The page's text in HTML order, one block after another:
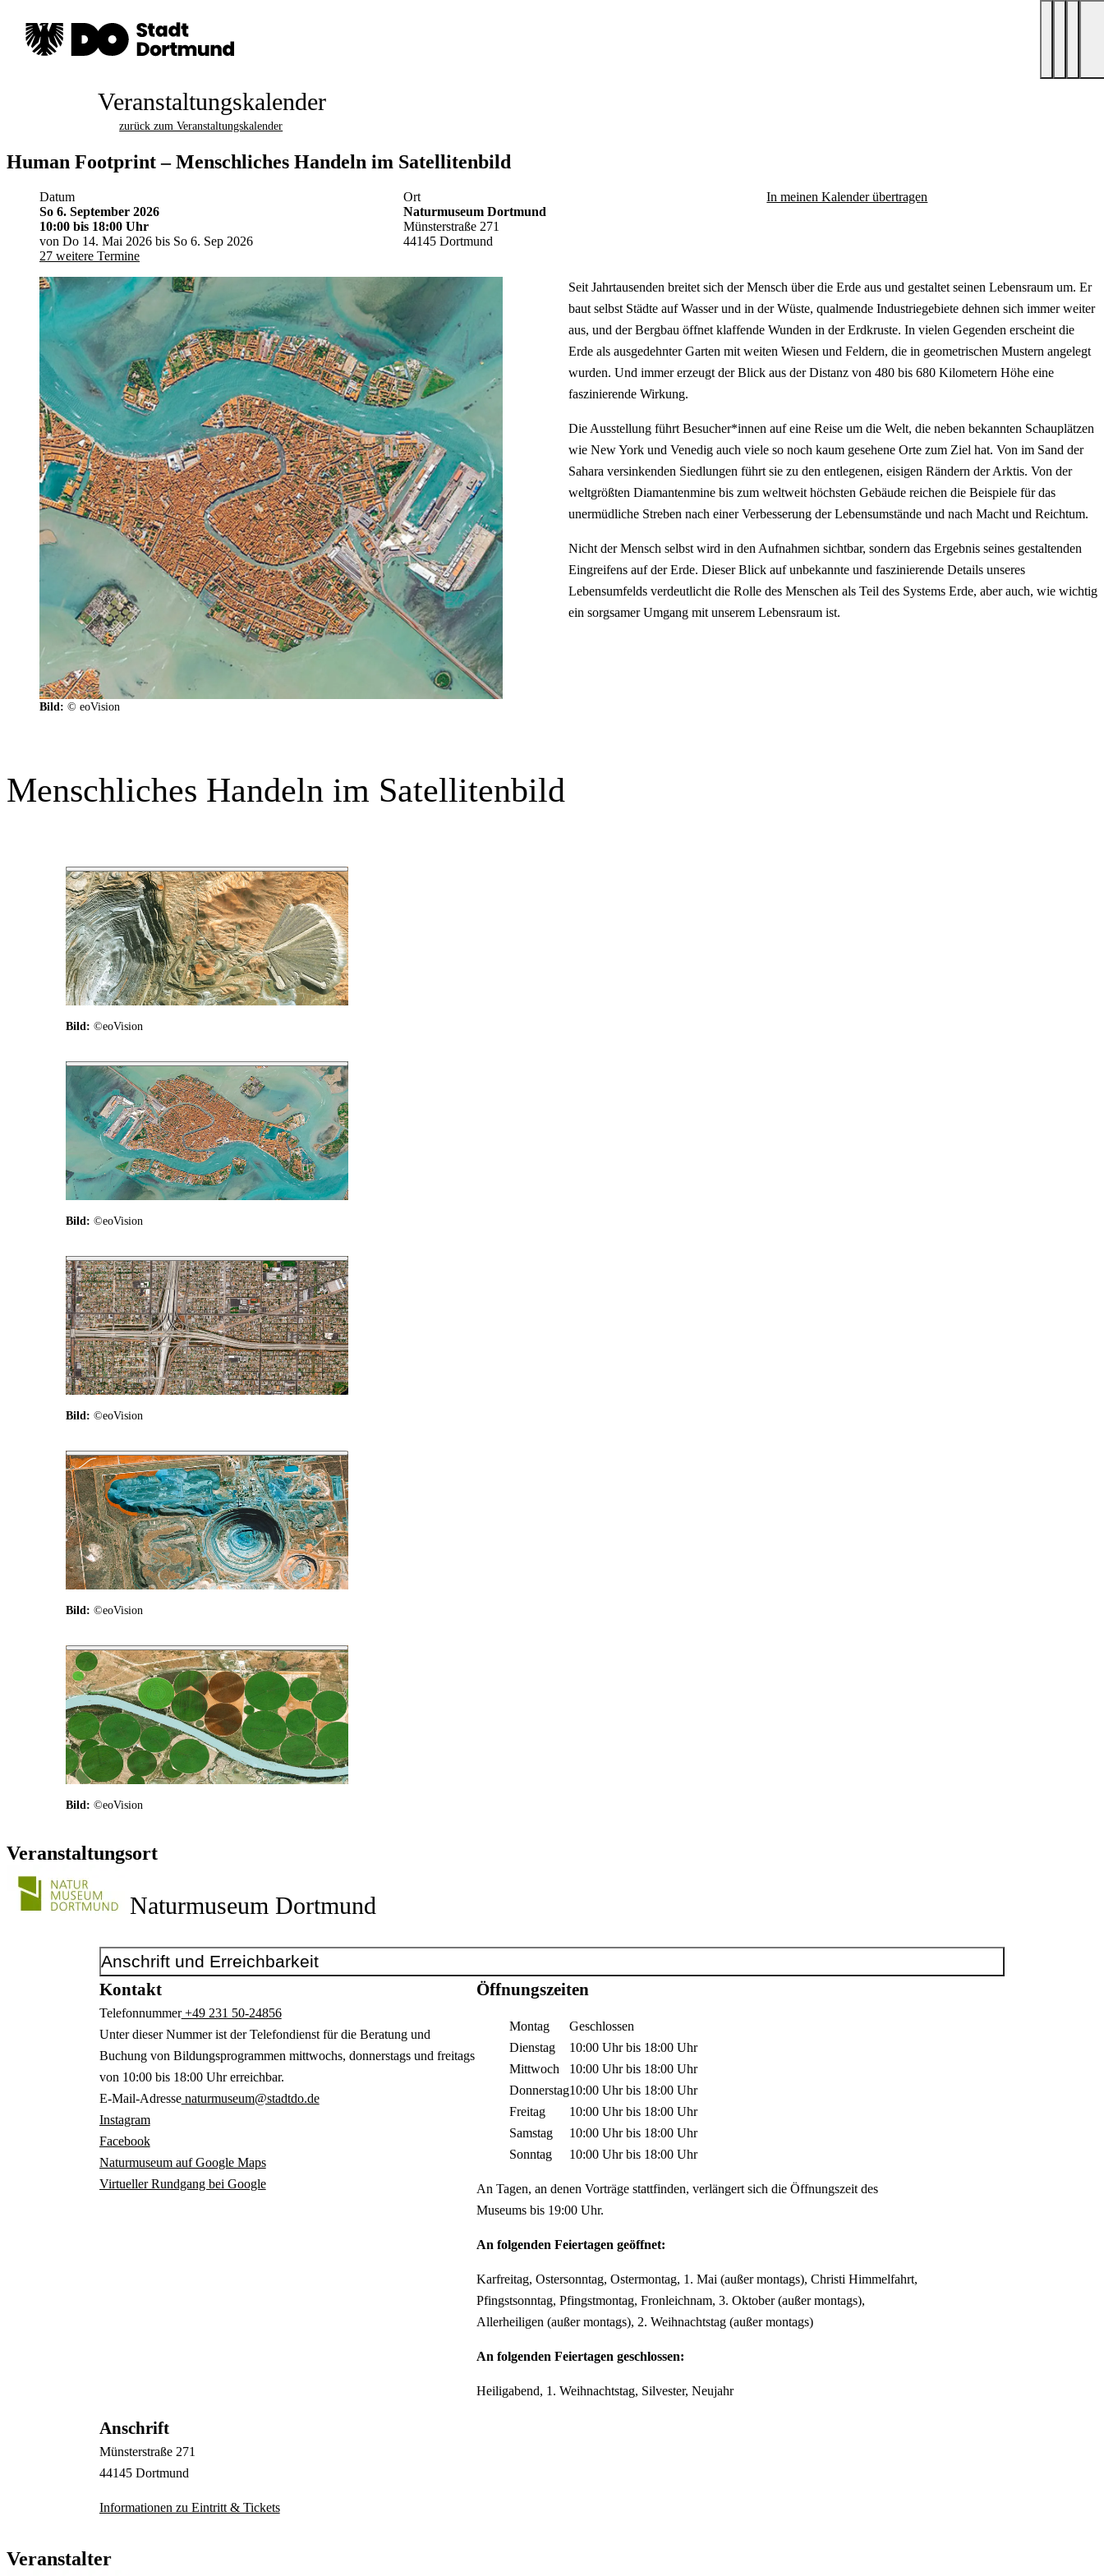
Veranstaltungskalender
zurück zum Veranstaltungskalender
Human Footprint – Menschliches Handeln im Satellitenbild
Datum
So 6. September 2026
10:00 bis 18:00 Uhr
von Do 14. Mai 2026 bis So 6. Sep 2026
27 weitere Termine
Ort
Naturmuseum Dortmund
Münsterstraße 271
44145 Dortmund
In meinen Kalender übertragen
Bild: © eoVision
Seit Jahrtausenden breitet sich der Mensch über die Erde aus und gestaltet seinen Lebensraum um. Er
baut selbst Städte auf Wasser und in der Wüste, qualmende Industriegebiete dehnen sich immer weiter
aus, und der Bergbau öffnet klaffende Wunden in der Erdkruste. In vielen Gegenden erscheint die
Erde als ausgedehnter Garten mit weiten Wiesen und Feldern, die in geometrischen Mustern angelegt
wurden. Und immer erzeugt der Blick aus der Distanz von 480 bis 680 Kilometern Höhe eine
faszinierende Wirkung.
Die Ausstellung führt Besucher*innen auf eine Reise um die Welt, die neben bekannten Schauplätzen
wie New York und Venedig auch viele so noch kaum gesehene Orte zum Ziel hat. Von im Sand der
Sahara versinkenden Siedlungen führt sie zu den entlegenen, eisigen Rändern der Arktis. Von der
weltgrößten Diamantenmine bis zum weltweit höchsten Gebäude reichen die Beispiele für das
unermüdliche Streben nach einer Verbesserung der Lebensumstände und nach Macht und Reichtum.
Nicht der Mensch selbst wird in den Aufnahmen sichtbar, sondern das Ergebnis seines gestaltenden
Eingreifens auf der Erde. Dieser Blick auf unbekannte und faszinierende Details unseres
Lebensumfelds verdeutlicht die Rolle des Menschen als Teil des Systems Erde, aber auch, wie wichtig
ein sorgsamer Umgang mit unserem Lebensraum ist.
Menschliches Handeln im Satellitenbild
Bild: ©eoVision
Bild: ©eoVision
Bild: ©eoVision
Bild: ©eoVision
Bild: ©eoVision
Veranstaltungsort
Naturmuseum Dortmund
Anschrift und Erreichbarkeit
Kontakt
Telefonnummer+49 231 50-24856
Unter dieser Nummer ist der Telefondienst für die Beratung und
Buchung von Bildungsprogrammen mittwochs, donnerstags und freitags
von 10:00 bis 18:00 Uhr erreichbar.
E-Mail-Adressenaturmuseum@stadtdo.de
Instagram
Facebook
Naturmuseum auf Google Maps
Virtueller Rundgang bei Google
Anschrift
Münsterstraße 271
44145 Dortmund
Informationen zu Eintritt & Tickets
Öffnungszeiten
Montag
Geschlossen
Dienstag
10:00 Uhrbis 18:00 Uhr
Mittwoch
10:00 Uhrbis 18:00 Uhr
Donnerstag10:00 Uhrbis 18:00 Uhr
Freitag
10:00 Uhrbis 18:00 Uhr
Samstag
10:00 Uhrbis 18:00 Uhr
Sonntag
10:00 Uhrbis 18:00 Uhr
An Tagen, an denen Vorträge stattfinden, verlängert sich die Öffnungszeit des
Museums bis 19:00 Uhr.
An folgenden Feiertagen geöffnet:
Karfreitag, Ostersonntag, Ostermontag, 1. Mai (außer montags), Christi Himmelfahrt,
Pfingstsonntag, Pfingstmontag, Fronleichnam, 3. Oktober (außer montags),
Allerheiligen (außer montags), 2. Weihnachtstag (außer montags)
An folgenden Feiertagen geschlossen:
Heiligabend, 1. Weihnachtstag, Silvester, Neujahr
Veranstalter